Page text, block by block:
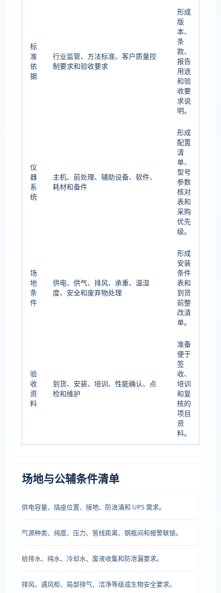
标
准
依
据
行业监管、方法标准、客户质量控
制要求和验收要求
形成
版
本、
条
款、
报告
用途
和验
收要
求说
明。
仪
器
系
统
主机、前处理、辅助设备、软件、
耗材和备件
形成
配置
清
单、
型号
参数
核对
表和
采购
优先
级。
场
地
条
件
供电、供气、排风、承重、温湿
度、安全和废弃物处理
形成
安装
条件
表和
到货
前整
改清
单。
验
收
资
料
到货、安装、培训、性能确认、点
检和维护
准备
便于
签
收、
培训
和复
核的
项目
资
料。
场地与公辅条件清单
供电容量、插座位置、接地、防浪涌和 UPS 需求。
气源种类、纯度、压力、管线距离、钢瓶间和报警联锁。
给排水、纯水、冷却水、废液收集和防泄漏要求。
排风、通风柜、局部排气、洁净等级或生物安全要求。